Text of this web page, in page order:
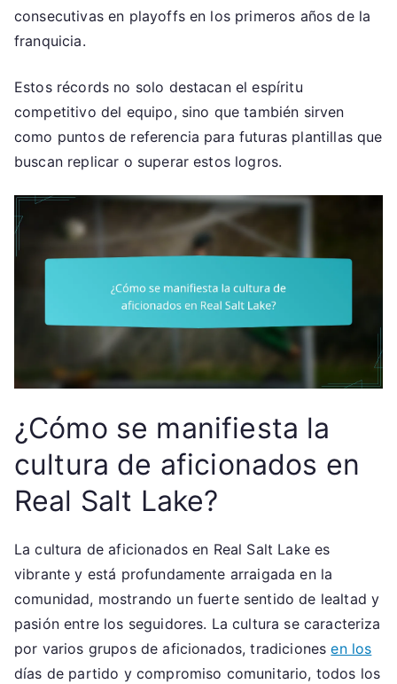
consecutivas en playoffs en los primeros años de la
franquicia.
Estos récords no solo destacan el espíritu
competitivo del equipo, sino que también sirven
como puntos de referencia para futuras plantillas que
buscan replicar o superar estos logros.
¿Cómo se manifiesta la
cultura de aficionados en
Real Salt Lake?
La cultura de aficionados en Real Salt Lake es
vibrante y está profundamente arraigada en la
comunidad, mostrando un fuerte sentido de lealtad y
pasión entre los seguidores. La cultura se caracteriza
por varios grupos de aficionados, tradicionesen los
días de partido y compromiso comunitario, todos los